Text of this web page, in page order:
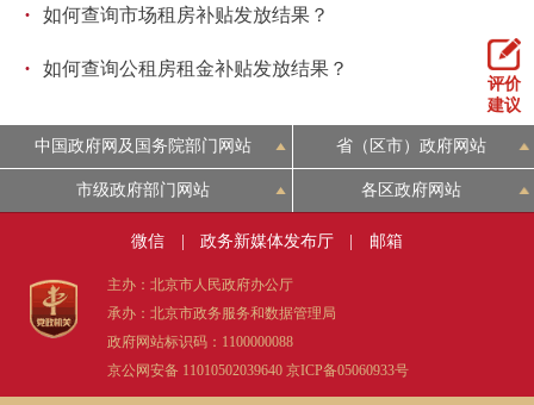
· 如何查询市场租房补贴发放结果？
· 如何查询公租房租金补贴发放结果？
评价
建议
中国政府网及国务院部门网站 省（区市）政府网站
市级政府部门网站 各区政府网站
微信 | 政务新媒体发布厅 | 邮箱
主办：北京市人民政府办公厅
承办：北京市政务服务和数据管理局
政府网站标识码：1100000088
京公网安备 11010502039640 京ICP备05060933号